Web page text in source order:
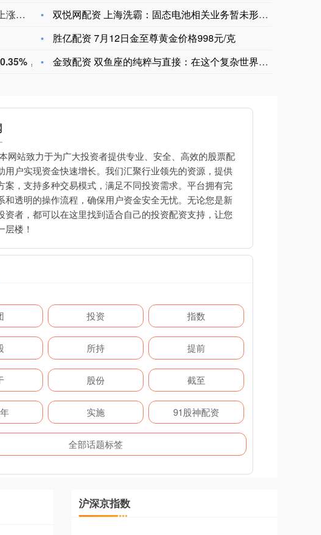
A股三大指数今日集体上涨，截至收盘，上证指数涨1.02%，深证成指涨1.42%，创业板指涨1.35%，北证50涨1.01%，科创50指数涨2.51%。全市场成交额26834亿元，较上日放量1359亿元，全市场超2800只个股上涨。板块题材上，医疗服务、元件、创新药、PCB概念、电子化学品板块涨幅居前；数字货币、软件开发、游戏、数据安全、移动支付板块跌幅居前。盘面上，创新药板块低开高走，持续爆发，博腾股份、百普赛斯、瑞康医药、哈三联、百花医药等十余股涨停，药石科技、皓元医药、华兰医药等十余股涨超10%。PCB概念板块亦表现强势，一博科技、宝鼎科技、景旺电子、生益电子、红板科技等十余股涨停，胜宏科技、南亚新材、中富电路、铜冠铜箔涨幅居前。电子化学品板块震荡走高，方邦股份涨停，唯特偶、莱特广电、天承科技、宏昌电子涨幅居前。数字货币板块表现低迷，吉大正元、高伟达、天融信跌幅居前。游戏板块回调，大晟文化、凯撒文化盘中跌停，盛天网络、中青宝、电魂网络跟跌。
欧股开盘涨跌不一，德国DAX指数涨0.05%，英国富时100指数跌0.19%，法国CAC40指数涨0.35%，欧洲斯托克50指数涨0.39%，意大利富时MIB指数涨0.44%。 欧股开盘涨跌不一，德国DAX指数涨0.05%，英国富时100指
双悦网配资 上海洗霸：固态电池相关业务暂未形成长期稳定的规模
胜亿配资 7月12日金至尊黄金价格998元/克
金致配资 双鱼座的纯粹与直接：在这个复杂世界里，活得像个孩子
网站致力于为广大投资者提供专业、安全、高效的股票配
用户实现资金快速增长。我们汇聚行业领先的资源，提供
案，支持多种交易模式，满足不同投资需求。平台拥有完
和透明的操作流程，确保用户资金安全无忧。无论您是新
资者，都可以在这里找到适合自己的投资配资支持，让您
层楼！
投资 指数
所持 提前
股份 截至
实施 91股神配资
全部话题标签
沪深京指数